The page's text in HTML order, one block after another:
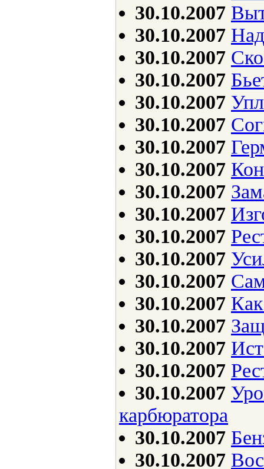
30.10.2007
30.10.2007
30.10.2007
30.10.2007
30.10.2007
30.10.2007
30.10.2007
30.10.2007
30.10.2007
30.10.2007
30.10.2007
30.10.2007
30.10.2007
30.10.2007
30.10.2007
30.10.2007
30.10.2007
30.10.2007
карбюратора
30.10.2007
30.10.2007